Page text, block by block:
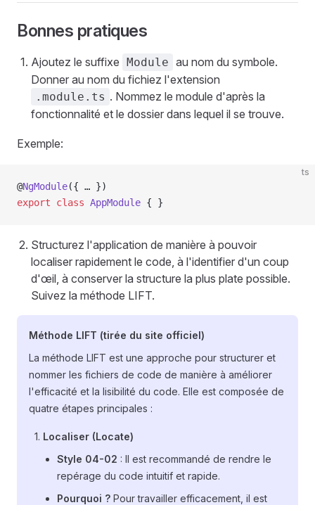
Bonnes pratiques
Ajoutez le suffixe Module au nom du symbole.
Donner au nom du fichiez l'extension
.module.ts . Nommez le module d'après la
fonctionnalité et le dossier dans lequel il se trouve.
Exemple:
ts
@NgModule({ … })
export class AppModule { }
Structurez l'application de manière à pouvoir
localiser rapidement le code, à l'identifier d'un coup
d'œil, à conserver la structure la plus plate possible.
Suivez la méthode LIFT.
Méthode LIFT (tirée du site officiel)
La méthode LIFT est une approche pour structurer et
nommer les fichiers de code de manière à améliorer
l'efficacité et la lisibilité du code. Elle est composée de
quatre étapes principales :
Localiser (Locate)
Style 04-02 : Il est recommandé de rendre le
repérage du code intuitif et rapide.
Pourquoi ? Pour travailler efficacement, il est